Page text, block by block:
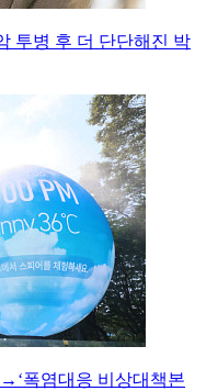
투병 후 더 단단해진 박
폭염대응 비상대책본